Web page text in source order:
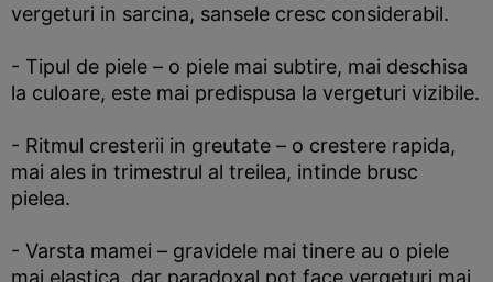
vergeturi in sarcina, sansele cresc considerabil.
- Tipul de piele – o piele mai subtire, mai deschisa
la culoare, este mai predispusa la vergeturi vizibile.
- Ritmul cresterii in greutate – o crestere rapida,
mai ales in trimestrul al treilea, intinde brusc
pielea.
- Varsta mamei – gravidele mai tinere au o piele
mai elastica, dar paradoxal pot face vergeturi mai